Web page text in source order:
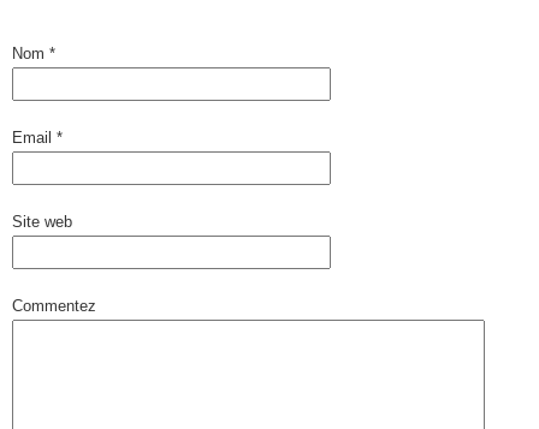
Nom *
Email *
Site web
Commentez